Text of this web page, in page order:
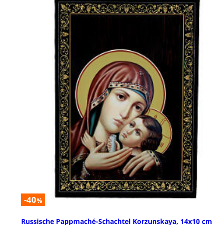
-40%
Russische Pappmaché-Schachtel Korzunskaya, 14x10 cm